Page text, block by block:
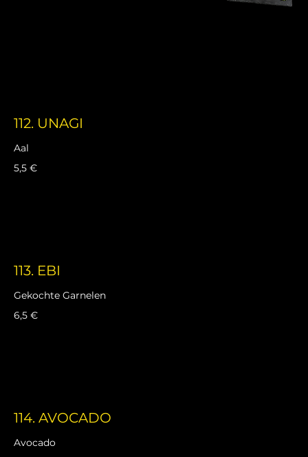
112. UNAGI
Aal
5,5 €
113. EBI
Gekochte Garnelen
6,5 €
114. AVOCADO
Avocado